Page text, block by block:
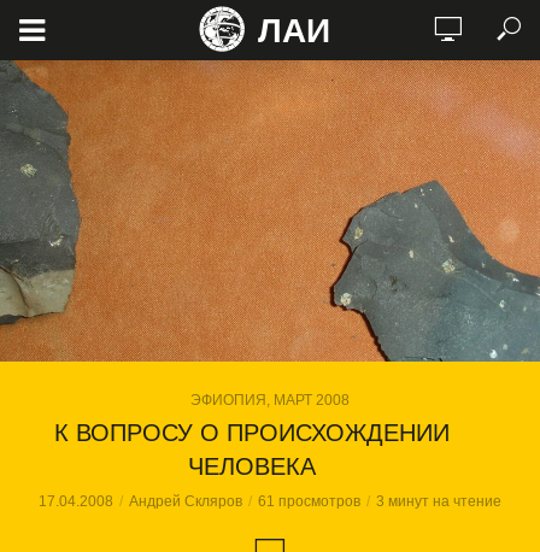
ЛАИ
ЭФИОПИЯ, МАРТ 2008
К ВОПРОСУ О ПРОИСХОЖДЕНИИ
ЧЕЛОВЕКА
17.04.2008 Андрей Скляров 61 просмотров 3 минут на чтение